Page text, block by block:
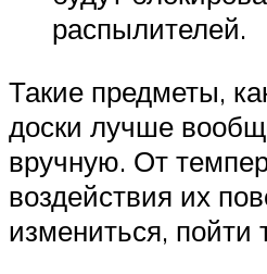
распылителей.
Такие предметы,
доски лучше
вручную. От
воздействия их
измениться, пойти